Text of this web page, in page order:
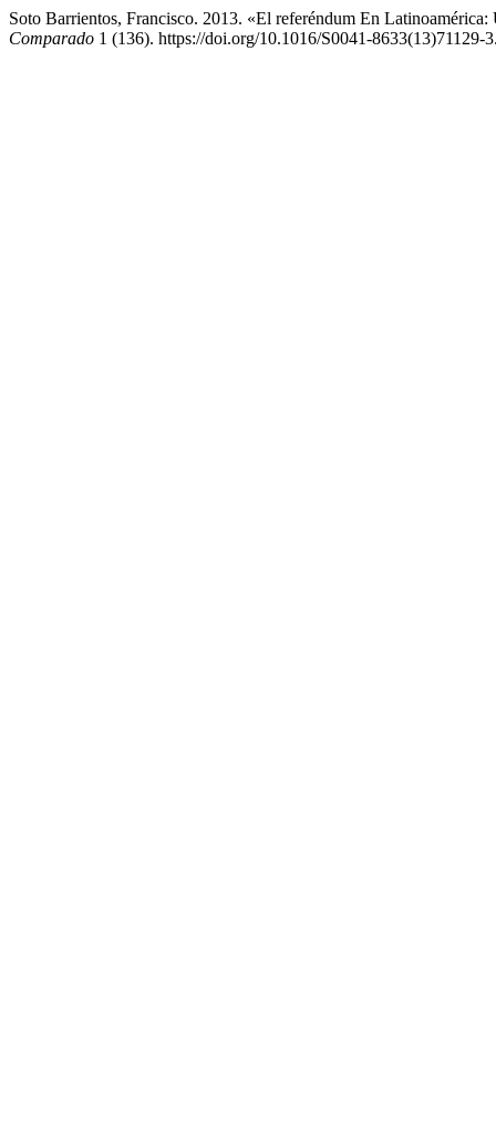
Soto Barrientos, Francisco. 2013. «El referéndum En
Comparado 1 (136). https://doi.org/10.1016/S0041-8633(13)71129-